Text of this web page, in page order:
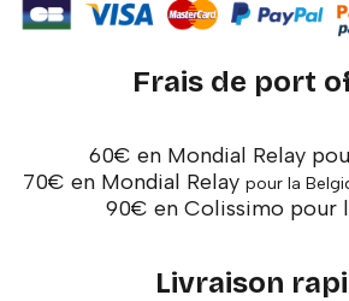
Frais de port
60€ en Mondial Relay
70€ en Mondial Relay pour la
90€ en Colissimo pour
Livraison